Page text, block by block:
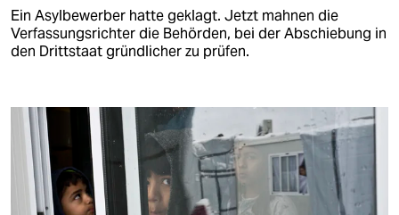
Ein Asylbewerber hatte geklagt. Jetzt mahnen die
Verfassungsrichter die Behörden, bei der Abschiebung in
den Drittstaat gründlicher zu prüfen.